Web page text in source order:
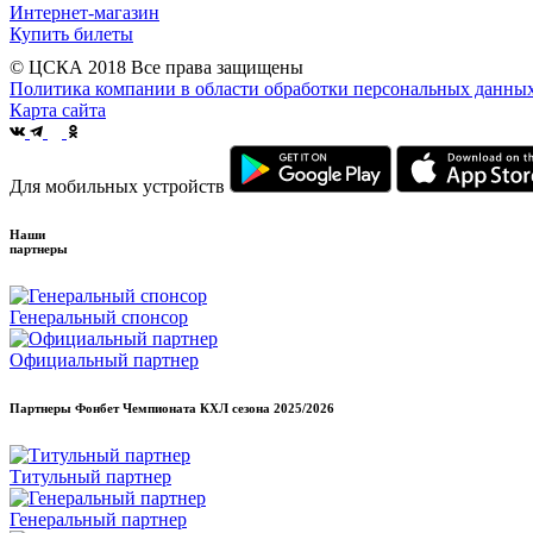
Интернет-магазин
Купить билеты
© ЦСКА 2018 Все права защищены
Политика компании в области обработки персональных
Карта сайта
Для мобильных устройств
Наши
партнеры
Генеральный спонсор
Официальный партнер
Партнеры Фонбет Чемпионата КХЛ сезона 2025/2026
Титульный партнер
Генеральный партнер